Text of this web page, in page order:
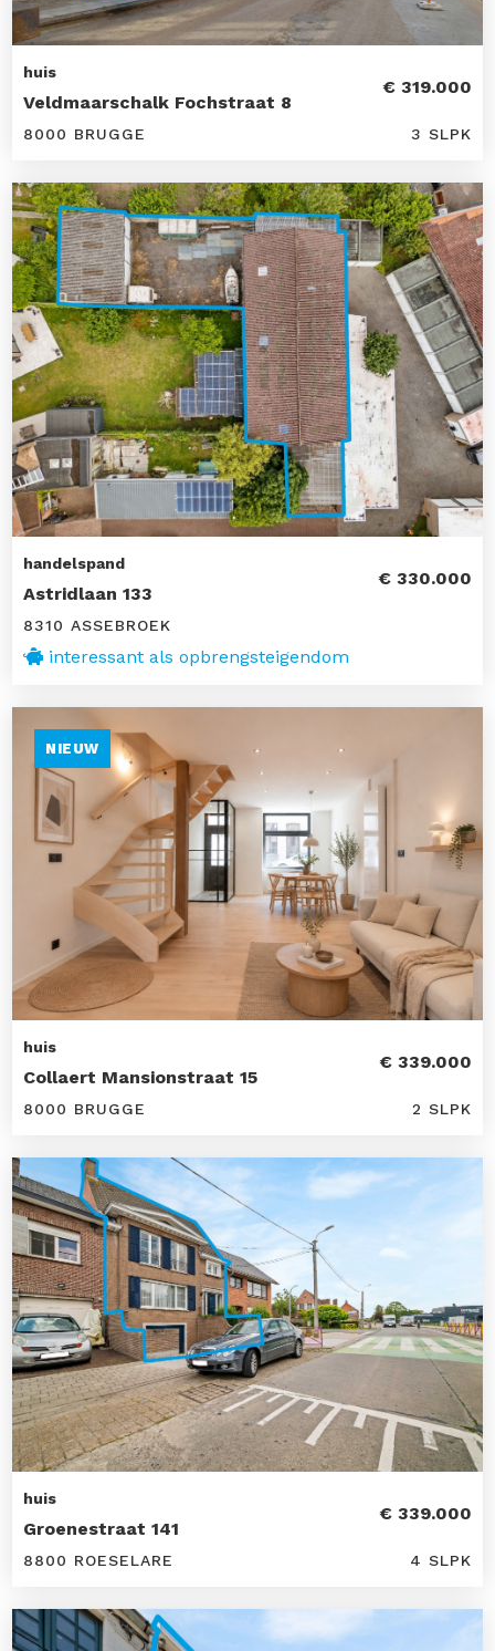
huis
Veldmaarschalk Fochstraat 8
€ 319.000
8000 BRUGGE 3 SLPK
handelspand
Astridlaan 133
€ 330.000
8310 ASSEBROEK
interessant als opbrengsteigendom
NIEUW
huis
Collaert Mansionstraat 15
€ 339.000
8000 BRUGGE 2 SLPK
huis
Groenestraat 141
€ 339.000
8800 ROESELARE 4 SLPK